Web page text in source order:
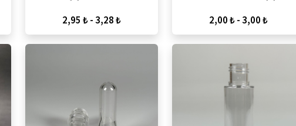
2,95 ₺ - 3,28 ₺ 2,00 ₺ - 3,00 ₺